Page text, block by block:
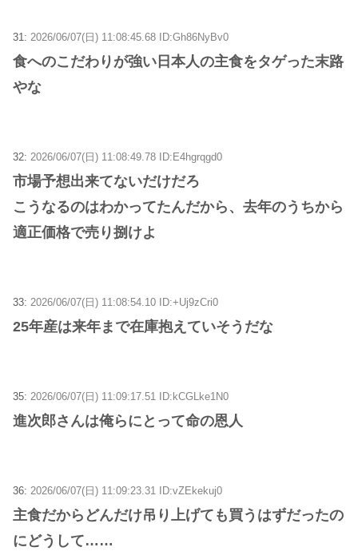
31: 2026/06/07(日) 11:08:45.68 ID:Gh86NyBv0
食へのこだわりが強い日本人の主食をタゲった末路
やな
32: 2026/06/07(日) 11:08:49.78 ID:E4hgrqgd0
市場予想出来てないだけだろ
こうなるのはわかってたんだから、去年のうちから
適正価格で売り捌けよ
33: 2026/06/07(日) 11:08:54.10 ID:+Uj9zCri0
25年産は来年まで在庫抱えていそうだな
35: 2026/06/07(日) 11:09:17.51 ID:kCGLke1N0
進次郎さんは俺らにとって命の恩人
36: 2026/06/07(日) 11:09:23.31 ID:vZEkekuj0
主食だからどんだけ吊り上げても買うはずだったの
にどうして……